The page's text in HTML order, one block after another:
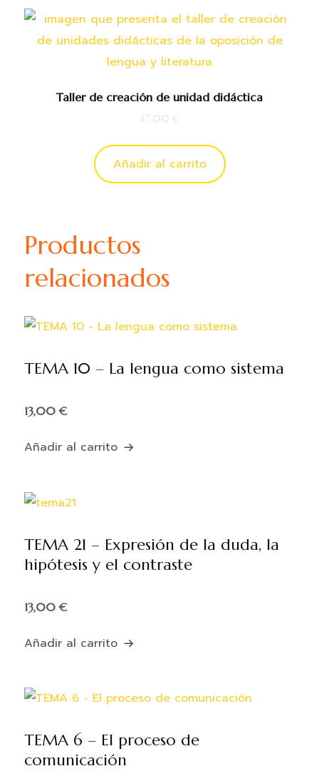
Taller de creación de unidad didáctica
47,00 €
Añadir al carrito
Productos
relacionados
TEMA 10 – La lengua como sistema
13,00€
Añadir al carrito
TEMA 21 – Expresión de la duda, la
hipótesis y el contraste
13,00€
Añadir al carrito
TEMA 6 – El proceso de
comunicación